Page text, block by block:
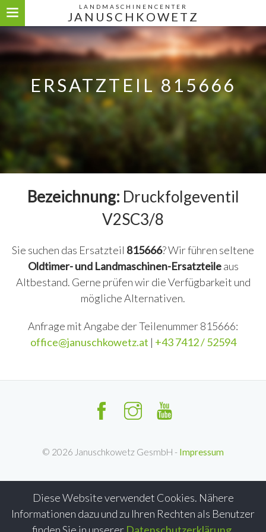
LANDMASCHINENCENTER
JANUSCHKOWETZ
Diese Website verwendet Cookies. Nähere
Informationen dazu und zu Ihren Rechten als Benutzer
ERSATZTEIL 815666
Bezeichnung: Druckfolgeventil
V2SC3/8
Sie suchen das Ersatzteil 815666? Wir führen seltene
Oldtimer- und Landmaschinen-Ersatzteileaus
Altbestand. Gerne prüfen wir die Verfügbarkeit und
mögliche Alternativen.
Anfrage mit Angabe der Teilenummer 815666:
office@januschkowetz.at | +43 7412 / 52594
© 2026 Januschkowetz GesmbH - Impressum